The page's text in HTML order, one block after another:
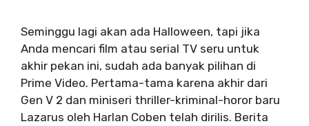
Seminggu lagi akan ada Halloween, tapi jika
Anda mencari film atau serial TV seru untuk
akhir pekan ini, sudah ada banyak pilihan di
Prime Video. Pertama-tama karena akhir dari
Gen V 2 dan miniseri thriller-kriminal-horor baru
Lazarus oleh Harlan Coben telah dirilis. Berita